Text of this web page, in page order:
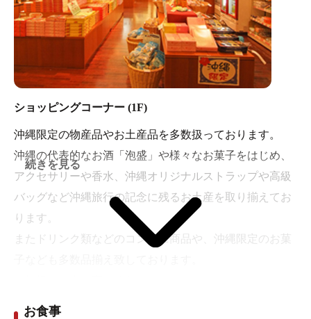
ショッピングコーナー (1F)
沖縄限定の物産品やお土産品を多数扱っております。
沖縄の代表的なお酒「泡盛」や様々なお菓子をはじめ、
アクセサリーや香水、沖縄オリジナルストラップや高級
バッグなど沖縄旅行の記念に残るお土産を取り揃えてお
ります。
またドリンク類などのコンビニ商品や、沖縄限定のお菓
続きを見る
お食事